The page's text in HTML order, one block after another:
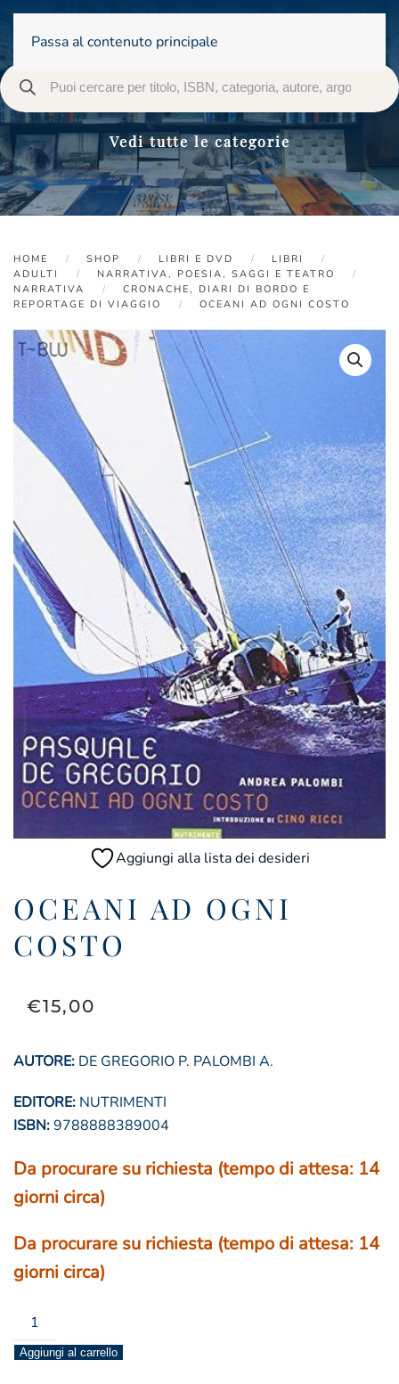
Passa al contenuto principale
Vedi tutte le categorie
HOME SHOP LIBRI E DVD
LIBRI
ADULTI
NARRATIVA, POESIA, SAGGI E TEATRO
NARRATIVA
CRONACHE, DIARI DI BORDO E
REPORTAGE DI VIAGGIO
OCEANI AD OGNI COSTO
Aggiungi alla lista dei desideri
OCEANI AD OGNI
COSTO
€15,00
AUTORE: DE GREGORIO P. PALOMBI A.
EDITORE: NUTRIMENTI
ISBN:9788888389004
Da procurare su richiesta (tempo di attesa: 14
giorni circa)
Da procurare su richiesta (tempo di attesa: 14
giorni circa)
oceani
ad
ogni
Aggiungi al carrello